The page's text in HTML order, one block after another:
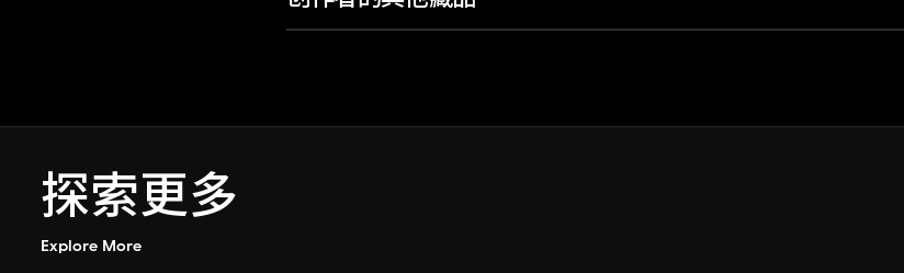
探索更多
Explore More